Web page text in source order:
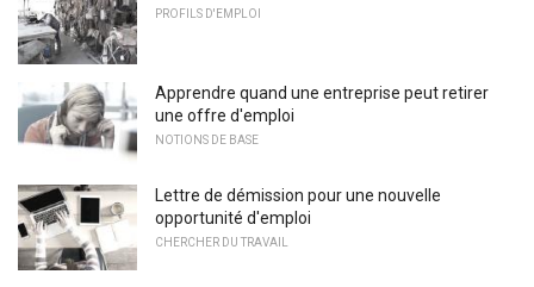
PROFILS D'EMPLOI
Apprendre quand une entreprise peut retirer
une offre d'emploi
NOTIONS DE BASE
Lettre de démission pour une nouvelle
opportunité d'emploi
CHERCHER DU TRAVAIL